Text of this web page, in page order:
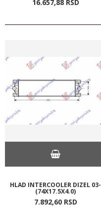
16.657,88 RSD
HLAD INTERCOOLER DIZEL 03-
(74X17.5X4.0)
7.892,60 RSD